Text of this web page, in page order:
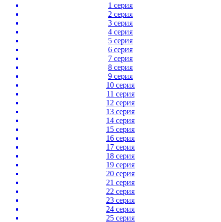
1 серия
2 серия
3 серия
4 серия
5 серия
6 серия
7 серия
8 серия
9 серия
10 серия
11 серия
12 серия
13 серия
14 серия
15 серия
16 серия
17 серия
18 серия
19 серия
20 серия
21 серия
22 серия
23 серия
24 серия
25 серия